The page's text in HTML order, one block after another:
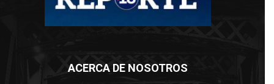
ACERCA DE NOSOTROS